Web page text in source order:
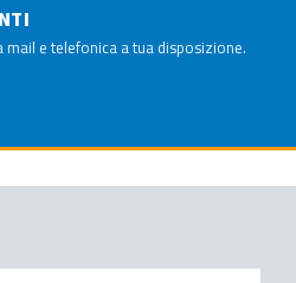
mail e telefonica a tua disposizione.